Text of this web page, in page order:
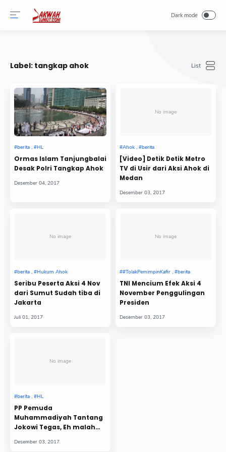
Label: tangkap ahok
Ormas Islam Tanjungbalai
Desak Polri Tangkap Ahok
No image
[Video] Detik Detik Metro
TV di Usir dari Aksi Ahok di
Medan
No image
Seribu Peserta Aksi 4 Nov
dari Sumut Sudah tiba di
Jakarta
No image
TNI Mencium Efek Aksi 4
November Penggulingan
Presiden
No image
PP Pemuda
Muhammadiyah Tantang
Jokowi Tegas, Eh malah